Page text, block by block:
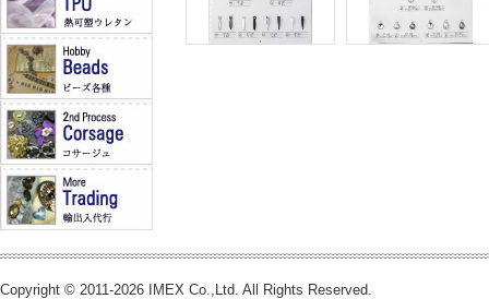
Copyright © 2011-2026 IMEX Co.,Ltd. All Rights Reserved.